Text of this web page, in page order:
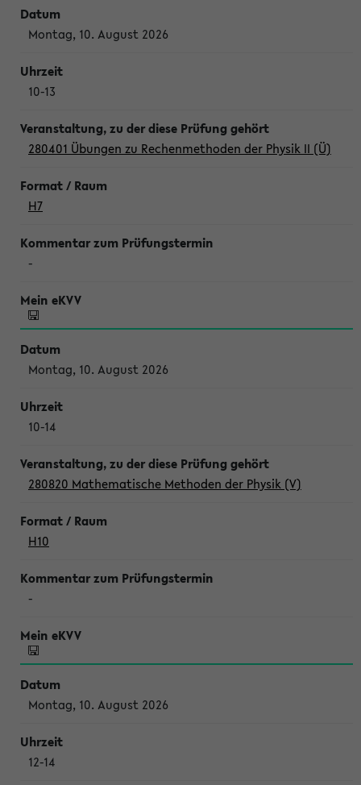
Montag, 10. August 2026
10-13
280401 Übungen zu Rechenmethoden der Physik II (Ü)
H7
-
Montag, 10. August 2026
10-14
280820 Mathematische Methoden der Physik (V)
H10
-
Montag, 10. August 2026
12-14